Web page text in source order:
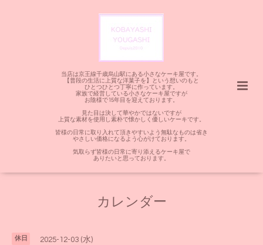
当店は京王線千歳烏山駅にある小さなケーキ屋です。
【普段の生活に上質な洋菓子を】という想いのもと
ひとつひとつ丁寧に作っています。
家族で経営している小さなケーキ屋ですが
お陰様で15年目を迎えております。
見た目は決して華やかではないですが
上質な素材を使用し素朴で懐かしく優しいケーキです。
皆様の日常に取り入れて頂きやすいよう無駄なものは省き
やさしい価格になるよう心がけております。
気取らず皆様の日常に寄り添えるケーキ屋で
ありたいと思っております。
カレンダー
休日 2025-12-03 (水)